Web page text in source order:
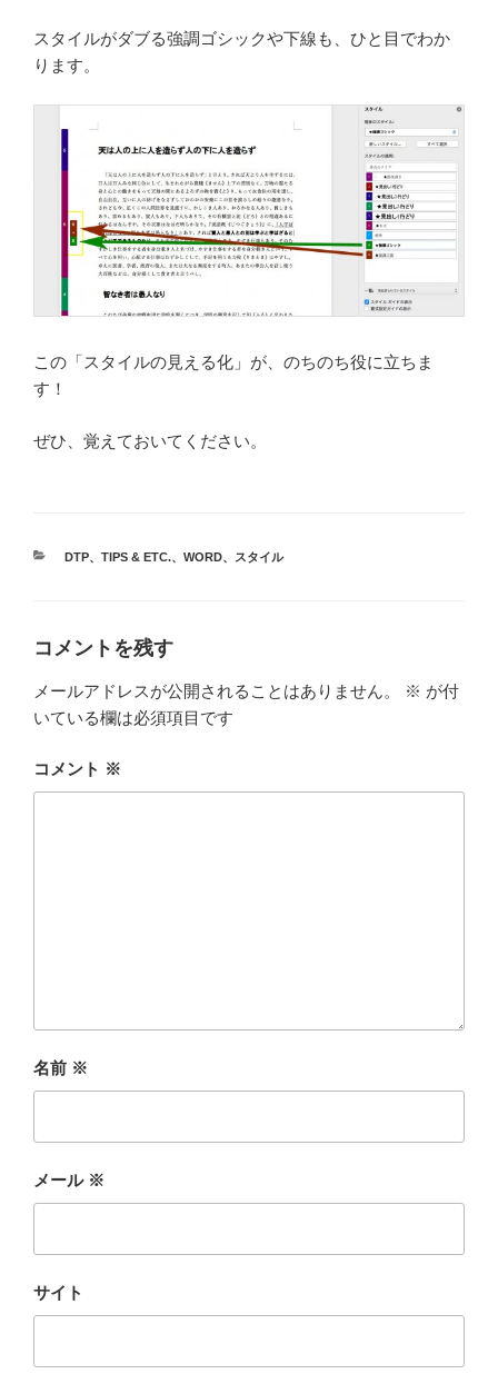
スタイルがダブる強調ゴシックや下線も、ひと目でわか
ります。
この「スタイルの見える化」が、のちのち役に立ちま
す！
ぜひ、覚えておいてください。
カ
DTP、 TIPS & ETC.、 WORD、 スタイル
コメントを残す
メールアドレスが公開されることはありません。 ※ が付
いている欄は必須項目です
コメント ※
名前 ※
メール ※
サイト